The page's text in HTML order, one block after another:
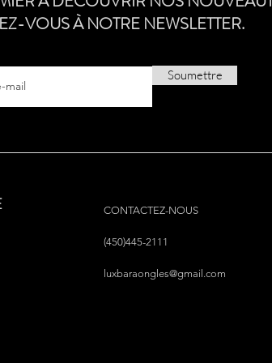
VOUS À NOTRE NEWSLETTER.
Soumettre
CONTACTEZ-NOUS
(450)445-2111
luxbaraongles@gmail.com